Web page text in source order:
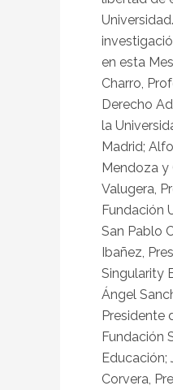
en esta
Charro,
Derecho
la
Madrid;
Mendoza y
Valugera,
Fundación
San Pablo
Ibañez,
Singularity
Ángel
Presidente
Fundación
Educación;
Corvera,